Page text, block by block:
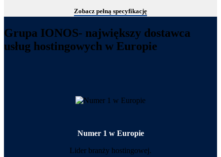
Zobacz pełną specyfikację
Grupa IONOS- największy dostawca
usług hostingowych w Europie
Numer 1 w Europie
Lider branży hostingowej.